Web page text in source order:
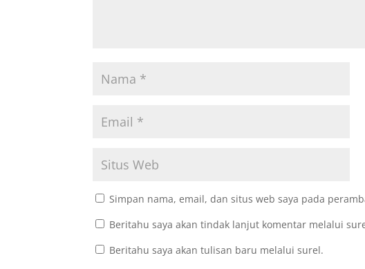
Simpan nama, email, dan situs web saya pada
Beritahu saya akan tindak lanjut komentar melalui
Beritahu saya akan tulisan baru melalui surel.